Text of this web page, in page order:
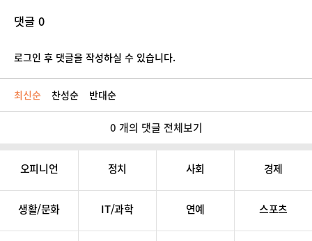
댓글 0
로그인 후 댓글을 작성하실 수 있습니다.
최신순 찬성순 반대순
0 개의 댓글 전체보기
오피니언 정치 사회 경제
생활/문화 IT/과학 연예 스포츠